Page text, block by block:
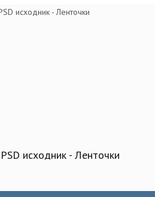
PSD исходник - Ленточки